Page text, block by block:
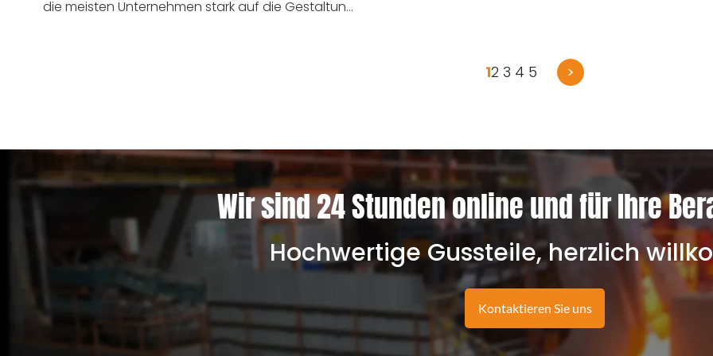
die meisten Unternehmen stark auf die Gestaltung
Schmelzphase der grundlegende Faktor, der
bestimmt, ob Materialeigenschaften stabil
bereitgestellt werden können und die Obergrenze
der Produktlebensdauer definiert. Praktischer
Kundenfall: Laut Rückmeldung eines
Bergbaukunden in Südafrika vor Ort unter
identischer Ausrüstung
12 3 4 5 >
Wir sind 24 Stunden online und für Ihre
Hochwertige Gussteile, herzlich
Kontaktieren Sie uns